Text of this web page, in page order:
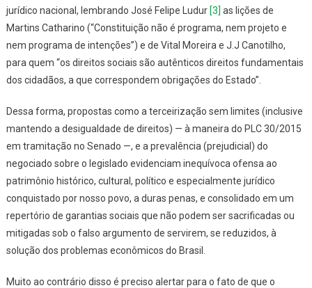
jurídico nacional, lembrando José Felipe Ludur [3] as lições de
Martins Catharino (“Constituição não é programa, nem projeto e
nem programa de intenções”) e de Vital Moreira e J.J Canotilho,
para quem “os direitos sociais são autênticos direitos fundamentais
dos cidadãos, a que correspondem obrigações do Estado”.
Dessa forma, propostas como a terceirização sem limites (inclusive
mantendo a desigualdade de direitos) — à maneira do PLC 30/2015
em tramitação no Senado —, e a prevalência (prejudicial) do
negociado sobre o legislado evidenciam inequívoca ofensa ao
patrimônio histórico, cultural, político e especialmente jurídico
conquistado por nosso povo, a duras penas, e consolidado em um
repertório de garantias sociais que não podem ser sacrificadas ou
mitigadas sob o falso argumento de servirem, se reduzidos, à
solução dos problemas econômicos do Brasil.
Muito ao contrário disso é preciso alertar para o fato de que o